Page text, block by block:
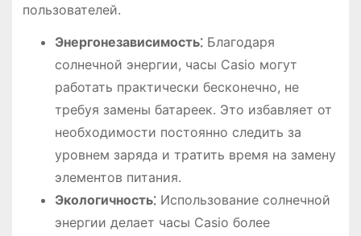
пользователей.
Энергонезависимость⁚Благодаря
солнечной энергии, часы Casio могут
работать практически бесконечно, не
требуя замены батареек. Это избавляет от
необходимости постоянно следить за
уровнем заряда и тратить время на замену
элементов питания.
Экологичность⁚Использование солнечной
энергии делает часы Casio более